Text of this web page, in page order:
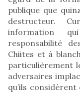
publique que
destructeur.
information
responsabilité
Chiites et à
particulièrement
adversaires
qu’ils